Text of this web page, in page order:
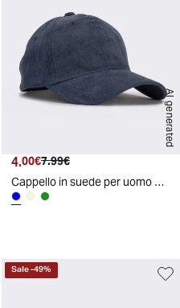
AI generated
Prezzo attuale
4.00€ Prezzo originale
7.99€
Cappello in suede per uomo baseball - Blu
Sale-49%